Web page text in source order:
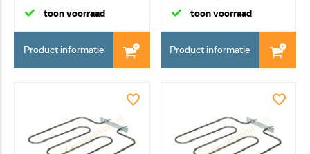
toon voorraad
Product informatie
1500W ondereleme...
toon voorraad
Product informatie